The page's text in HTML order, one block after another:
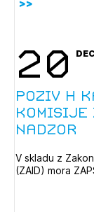
20
Poziv h
komisije
nadzor
V skladu z
(ZAID) mora
NAPREJ